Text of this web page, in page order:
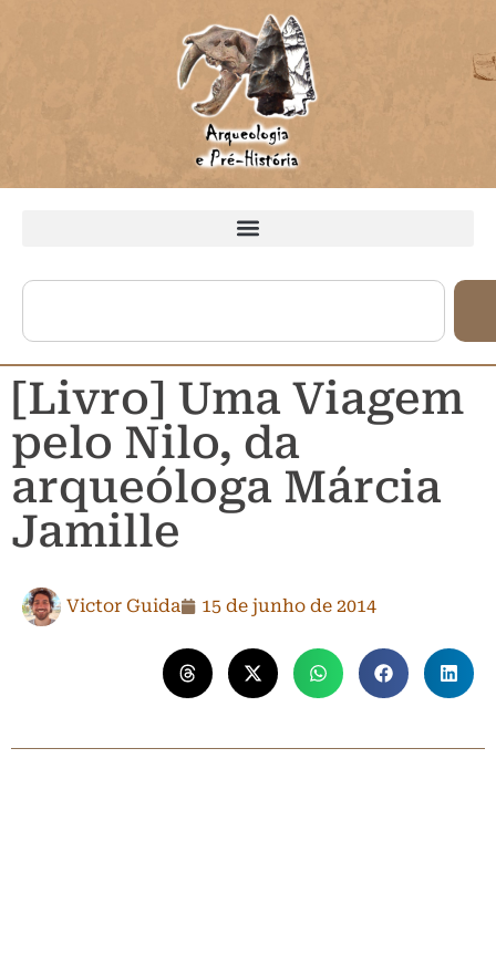
[Livro] Uma Viagem
pelo Nilo, da
arqueóloga Márcia
Jamille
Victor Guida 15 de junho de 2014